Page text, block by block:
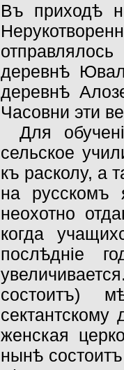
Въ приходѣ
деревнѣ
деревнѣ
Часовни эти
Для
сельское
къ расколу, а
на русскомъ
неохотно
когда
послѣднiе
состоитъ)
женская
нынѣ